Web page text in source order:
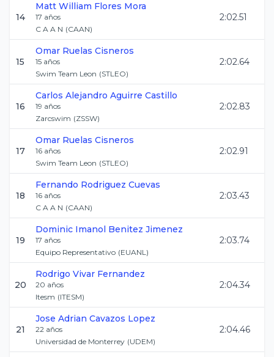
14
Matt William Flores Mora
17 años
C A A N (CAAN)
2:02.51
15
Omar Ruelas Cisneros
15 años
Swim Team Leon (STLEO)
2:02.64
16
Carlos Alejandro Aguirre Castillo
19 años
Zarcswim (ZSSW)
2:02.83
17
Omar Ruelas Cisneros
16 años
Swim Team Leon (STLEO)
2:02.91
18
Fernando Rodriguez Cuevas
16 años
C A A N (CAAN)
2:03.43
19
Dominic Imanol Benitez Jimenez
17 años
Equipo Representativo (EUANL)
2:03.74
20
Rodrigo Vivar Fernandez
20 años
Itesm (ITESM)
2:04.34
21
Jose Adrian Cavazos Lopez
22 años
Universidad de Monterrey (UDEM)
2:04.46